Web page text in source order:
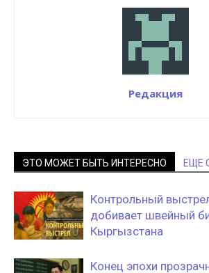
Редакция
ЭТО МОЖЕТ БЫТЬ ИНТЕРЕСНО ЕЩЕ
Контрольный
добивает швейный
Кыргызстана
Конец эпохи